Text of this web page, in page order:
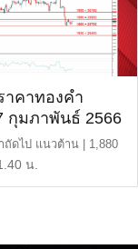
าคาทองคำ
กุมภาพันธ์ 2566
ถัดไป แนวต้าน | 1,880
น.